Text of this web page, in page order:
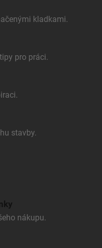
kladkami.
pro práci.
stavby.
nákupu.